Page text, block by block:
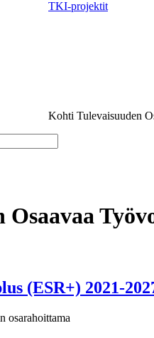
TKI-projektit
Kohti Tulevaisuuden
Osaavaa
(ESR+) 2021-